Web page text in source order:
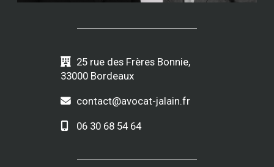
25 rue des Frères Bonnie,
33000 Bordeaux
contact@avocat-jalain.fr
06 30 68 54 64